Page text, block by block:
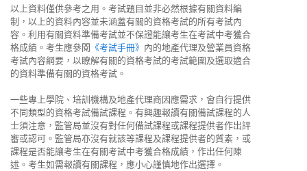
以上資料僅供參考之用。考試題目並非必然根據有關資料編
制，以上的資料內容並未涵蓋有關的資格考試的所有考試內
容。利用有關資料準備考試並不保證能讓考生在考試中考獲合
格成績。考生應參閱 《考試手冊》 內的地產代理及營業員資格
考試內容綱要，以瞭解有關的資格考試的考試範圍及選取適合
的資料準備有關的資格考試。
一些專上學院、培訓機構及地產代理商因應需求，會自行提供
不同類型的資格考試備試課程。有興趣報讀有關備試課程的人
士須注意，監管局並沒有對任何備試課程或課程提供者作出評
審或認可。監管局亦沒有就該等課程及課程提供者的質素，或
課程是否能讓考生在有關考試中考獲合格成績，作出任何陳
述。考生如需報讀有關課程，應小心謹慎地作出選擇。